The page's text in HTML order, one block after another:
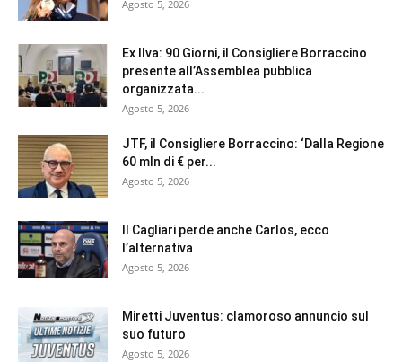
Agosto 5, 2026
Ex Ilva: 90 Giorni, il Consigliere Borraccino
presente all’Assemblea pubblica
organizzata...
Agosto 5, 2026
JTF, il Consigliere Borraccino: ‘Dalla Regione
60 mln di € per...
Agosto 5, 2026
Il Cagliari perde anche Carlos, ecco
l’alternativa
Agosto 5, 2026
Miretti Juventus: clamoroso annuncio sul
suo futuro
Agosto 5, 2026